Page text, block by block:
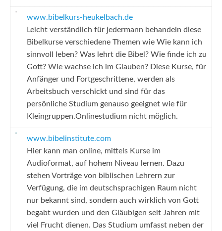
www.bibelkurs-heukelbach.de
Leicht verständlich für jedermann behandeln diese
Bibelkurse verschiedene Themen wie Wie kann ich
sinnvoll leben? Was lehrt die Bibel? Wie finde ich zu
Gott? Wie wachse ich im Glauben? Diese Kurse, für
Anfänger und Fortgeschrittene, werden als
Arbeitsbuch verschickt und sind für das
persönliche Studium genauso geeignet wie für
Kleingruppen.Onlinestudium nicht möglich.
www.bibelinstitute.com
Hier kann man online, mittels Kurse im
Audioformat, auf hohem Niveau lernen. Dazu
stehen Vorträge von biblischen Lehrern zur
Verfügung, die im deutschsprachigen Raum nicht
nur bekannt sind, sondern auch wirklich von Gott
begabt wurden und den Gläubigen seit Jahren mit
viel Frucht dienen. Das Studium umfasst neben der